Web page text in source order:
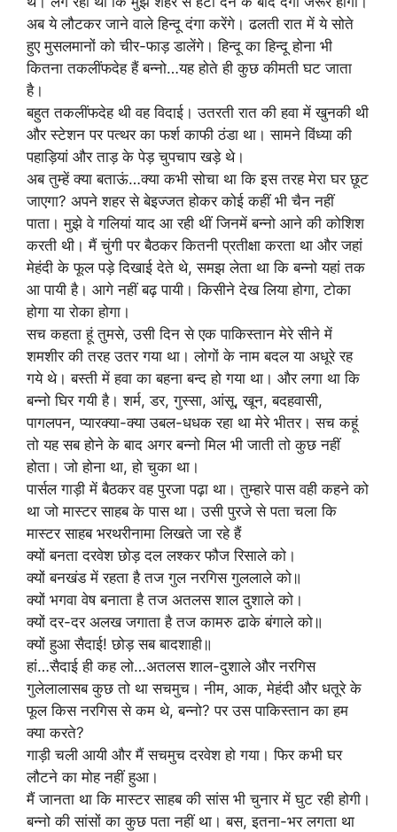
अब ये लौटकर जाने वाले हिन्दू दंगा करेंगे। ढलती रात में ये सोते
हुए मुसलमानों को चीर-फाड़ डालेंगे। हिन्दू का हिन्दू होना भी
कितना तकलींफदेह हैं बन्नो…यह होते ही कुछ कीमती घट जाता
है।
बहुत तकलींफदेह थी वह विदाई। उतरती रात की हवा में खुनकी थी
और स्टेशन पर पत्थर का फर्श काफी ठंडा था। सामने विंध्या की
पहाड़ियां और ताड़ के पेड़ चुपचाप खड़े थे।
अब तुम्हें क्या बताऊं…क्या कभी सोचा था कि इस तरह मेरा घर छूट
जाएगा? अपने शहर से बेइज्जत होकर कोई कहीं भी चैन नहीं
पाता। मुझे वे गलियां याद आ रही थीं जिनमें बन्नो आने की कोशिश
करती थी। मैं चुंगी पर बैठकर कितनी प्रतीक्षा करता था और जहां
मेहंदी के फूल पड़े दिखाई देते थे, समझ लेता था कि बन्नो यहां तक
आ पायी है। आगे नहीं बढ़ पायी। किसीने देख लिया होगा, टोका
होगा या रोका होगा।
सच कहता हूं तुमसे, उसी दिन से एक पाकिस्तान मेरे सीने में
शमशीर की तरह उतर गया था। लोगों के नाम बदल या अधूरे रह
गये थे। बस्ती में हवा का बहना बन्द हो गया था। और लगा था कि
बन्नो घिर गयी है। शर्म, डर, गुस्सा, आंसू, खून, बदहवासी,
पागलपन, प्यारक्या-क्या उबल-धधक रहा था मेरे भीतर। सच कहूं
तो यह सब होने के बाद अगर बन्नो मिल भी जाती तो कुछ नहीं
होता। जो होना था, हो चुका था।
पार्सल गाड़ी में बैठकर वह पुरजा पढ़ा था। तुम्हारे पास वही कहने को
था जो मास्टर साहब के पास था। उसी पुरजे से पता चला कि
मास्टर साहब भरथरीनामा लिखते जा रहे हैं
क्यों बनता दरवेश छोड़ दल लश्कर फौज रिसाले को।
क्यों बनखंड में रहता है तज गुल नरगिस गुललाले को॥
क्यों भगवा वेष बनाता है तज अतलस शाल दुशाले को।
क्यों दर-दर अलख जगाता है तज कामरु ढाके बंगाले को॥
क्यों हुआ सैदाई! छोड़ सब बादशाही॥
हां…सैदाई ही कह लो…अतलस शाल-दुशाले और नरगिस
गुलेलालासब कुछ तो था सचमुच। नीम, आक, मेहंदी और धतूरे के
फूल किस नरगिस से कम थे, बन्नो? पर उस पाकिस्तान का हम
क्या करते?
गाड़ी चली आयी और मैं सचमुच दरवेश हो गया। फिर कभी घर
लौटने का मोह नहीं हुआ।
मैं जानता था कि मास्टर साहब की सांस भी चुनार में घुट रही होगी।
बन्नो की सांसों का कुछ पता नहीं था। बस, इतना-भर लगता था